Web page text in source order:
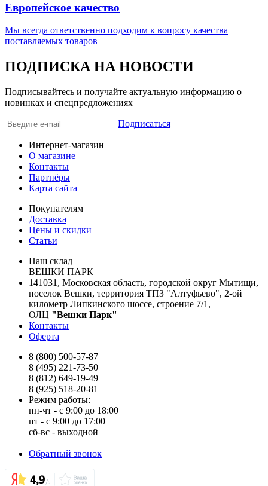
Европейское качество
Мы всегда ответственно подходим к вопросу качества
поставляемых товаров
ПОДПИСКА НА НОВОСТИ
Подписывайтесь и получайте актуальную информацию о
новинках и спецпредложениях
Подписаться
Интернет-магазин
О магазине
Контакты
Партнёры
Карта сайта
Покупателям
Доставка
Цены и скидки
Статьи
Наш склад
ВЕШКИ ПАРК
141031, Московская область, городской округ Мытищи,
поселок Вешки, территория ТПЗ "Алтуфьево", 2-ой
километр Липкинского шоссе, строение 7/1,
ОЛЦ "Вешки Парк"
Контакты
Оферта
8 (800) 500-57-87
8 (495) 221-73-50
8 (812) 649-19-49
8 (925) 518-20-81
Режим работы:
пн-чт - с 9:00 до 18:00
пт - с 9:00 до 17:00
сб-вс - выходной
Обратный звонок